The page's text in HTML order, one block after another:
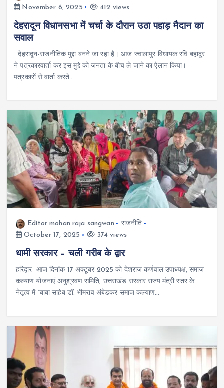
November 6, 2025 412 views
देहरादून विधानसभा में चर्चा के दौरान उठा पहाड़ मैदान का
सवाल
देहरादून-राजनीतिक मुद्दा बनने जा रहा है। आज ज्वालापुर विधायक रवि बहादुर
ने पत्रकारवार्ता कर इस मुद्दे को जनता के बीच ले जाने का ऐलान किया।
पत्रकारों से वार्ता करते…
Editor mohan raja sangwan
राजनीति
October 17, 2025
374 views
धामी सरकार – चली गरीब के द्वार
हरिद्वार आज दिनांक 17 अक्टूबर 2025 को देशराज कर्णवाल उपाध्यक्ष, समाज
कल्याण योजनाएं अनुश्रवण समिति, उत्तराखंड सरकार राज्य मंत्री स्तर के
नेतृत्व में “बाबा साहेब डॉ. भीमराव अंबेडकर समाज कल्याण…